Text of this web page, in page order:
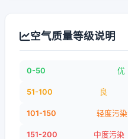
空气质量等级说明
0-50 优
51-100 良
101-150 轻度污染
151-200 中度污染